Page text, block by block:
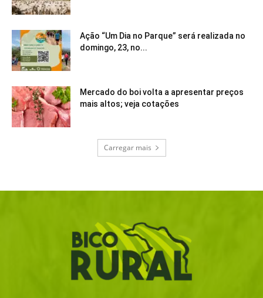
Ação “Um Dia no Parque” será realizada no
domingo, 23, no...
Mercado do boi volta a apresentar preços
mais altos; veja cotações
Carregar mais